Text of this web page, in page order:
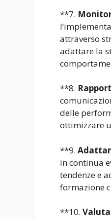
**7.
attraverso
adattare la
**8.
delle
ottimizzare
**9.
in continua
tendenze e
formazione
**10.